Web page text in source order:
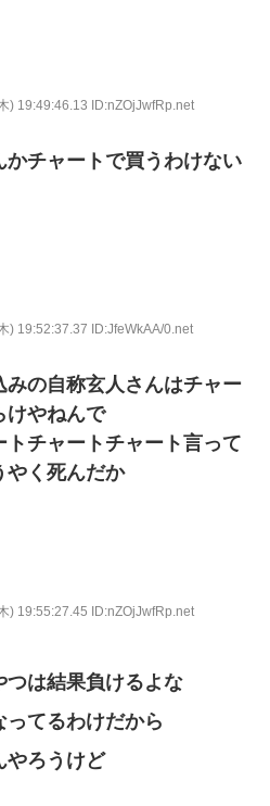
) 19:49:46.13 ID:nZOjJwfRp.net
チャートで買うわけない
) 19:52:37.37 ID:JfeWkAA/0.net
みの自称玄人さんはチャー
けやねんで
チャートチャート言って
やく死んだか
) 19:55:27.45 ID:nZOjJwfRp.net
は結果負けるよな
ってるわけだから
やろうけど